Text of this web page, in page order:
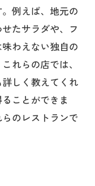
ラボレーショ
み方
界
例えば、地元の
たサラダや、フ
わえない独自の
れらの店では、
しく教えてくれ
ことができま
のレストランで